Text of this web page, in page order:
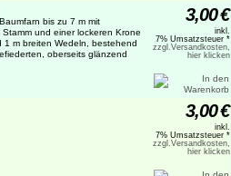
bis zu 7 m mit
und einer lockeren Krone
m breiten Wedeln, bestehend
oberseits glänzend
3,00€
inkl.
7% Umsatzsteuer *
zzgl.Versandkosten,
hier klicken
3,00€
inkl.
7% Umsatzsteuer *
zzgl.Versandkosten,
hier klicken